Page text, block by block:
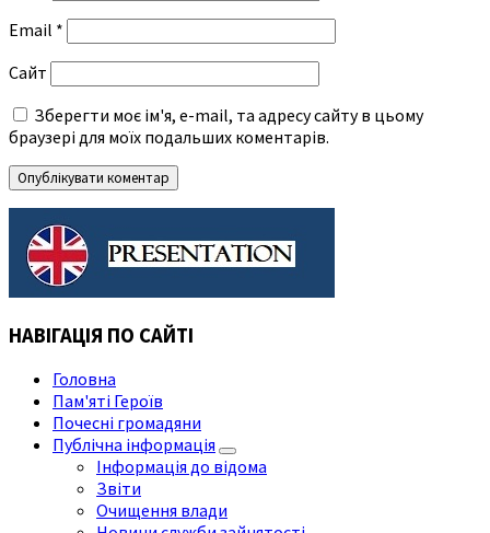
Email *
Сайт
Зберегти моє ім'я, e-mail, та адресу сайту в цьому
браузері для моїх подальших коментарів.
НАВІГАЦІЯ ПО САЙТІ
Головна
Пам'яті Героїв
Почесні громадяни
Публічна інформація
Інформація до відома
Звіти
Очищення влади